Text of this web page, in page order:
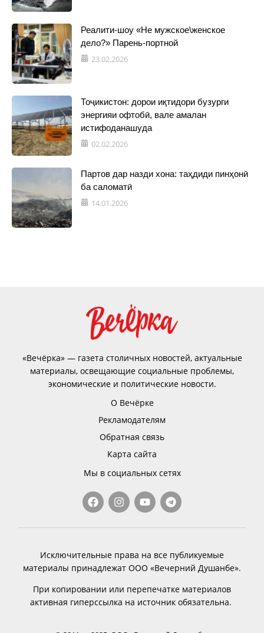
Реалити-шоу «Не мужское\женское
дело?» Парень-портной
23.02.2026
Тоҷикистон: дорои иқтидори бузурги
энергияи офтобӣ, вале амалан
истифоданашуда
02.02.2026
Партов дар назди хона: таҳдиди пинҳонӣ
ба саломатӣ
14.01.2026
«Вечёрка» — газета столичных новостей, актуальные
материалы, освещающие социальные проблемы,
экономические и политические новости.
О Вечёрке
Рекламодателям
Обратная связь
Карта сайта
Мы в социальных сетях
Исключительные права на все публикуемые
материалы принадлежат ООО «Вечерний Душанбе».
При копировании или перепечатке материалов
активная гиперссылка на источник обязательна.